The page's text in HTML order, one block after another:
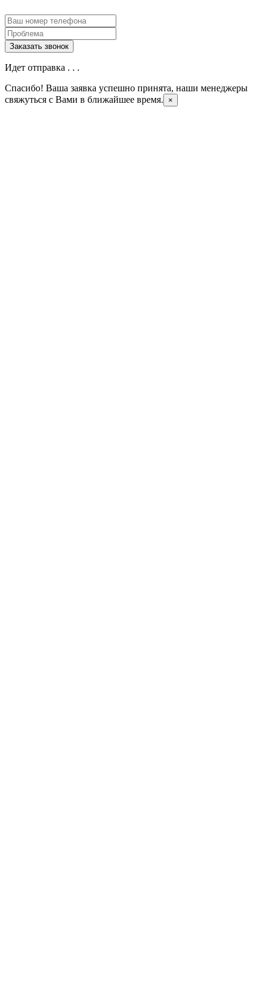
Идет отправка . . .
Спасибо! Ваша заявка успешно принята, наши менеджеры
свяжуться с Вами в ближайшее время.
×